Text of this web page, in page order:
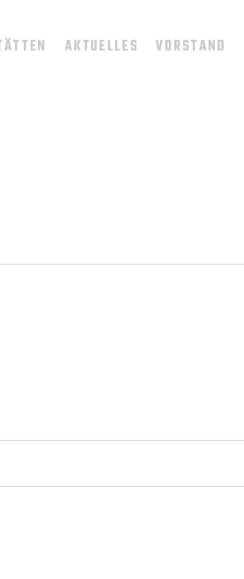
AKTUELLES VORSTAND